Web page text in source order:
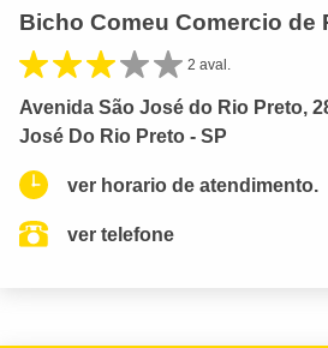
Bicho Comeu Comercio de
2 aval.
Avenida São José do Rio Preto,
José Do Rio Preto - SP
ver horario de atendimento.
ver telefone